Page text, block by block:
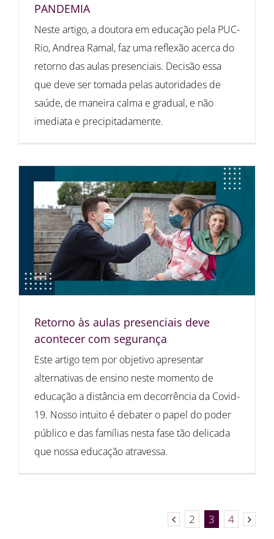
PANDEMIA
Neste artigo, a doutora em educação pela PUC-
Rio, Andrea Ramal, faz uma reflexão acerca do
retorno das aulas presenciais. Decisão essa
que deve ser tomada pelas autoridades de
saúde, de maneira calma e gradual, e não
imediata e precipitadamente.
Retorno às aulas presenciais deve
acontecer com segurança
Este artigo tem por objetivo apresentar
alternativas de ensino neste momento de
educação a distância em decorrência da Covid-
19. Nosso intuito é debater o papel do poder
público e das famílias nesta fase tão delicada
que nossa educação atravessa.
2 3 4